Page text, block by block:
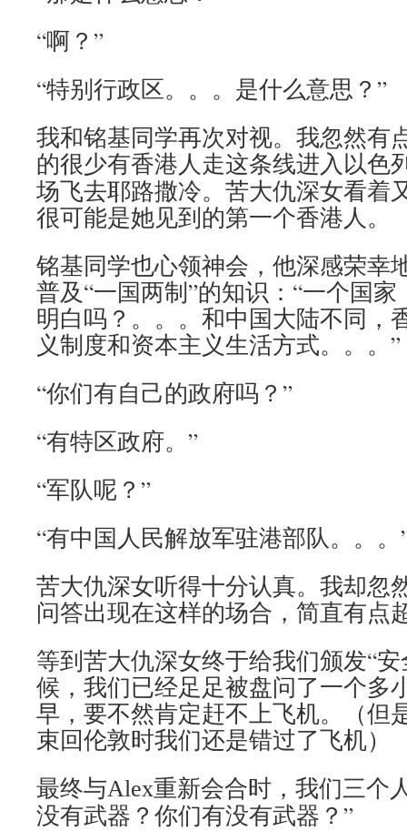
“啊？”
“特别行政区。。。是什么意思？”
我和铭基同学再次对视。我忽然有
的很少有香港人走这条线进入以色
场飞去耶路撒冷。苦大仇深女看着
很可能是她见到的第一个香港人。
铭基同学也心领神会，他深感荣幸
普及“一国两制”的知识：“一个国
明白吗？。。。和中国大陆不同，
义制度和资本主义生活方式。。。”
“你们有自己的政府吗？”
“有特区政府。”
“军队呢？”
“有中国人民解放军驻港部队。。。
苦大仇深女听得十分认真。我却忽
问答出现在这样的场合，简直有点
等到苦大仇深女终于给我们颁发“
候，我们已经足足被盘问了一个多
早，要不然肯定赶不上飞机。（但
束回伦敦时我们还是错过了飞机）
最终与Alex重新会合时，我们三个
没有武器？你们有没有武器？”